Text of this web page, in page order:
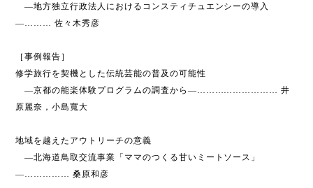
―地方独立行政法人におけるコンスティチュエンシーの導入
―……… 佐々木秀彦
［事例報告］
修学旅行を契機とした伝統芸能の普及の可能性
―京都の能楽体験プログラムの調査から―……………………… 井
原麗奈，小島寬大
地域を越えたアウトリーチの意義
―北海道鳥取交流事業「ママのつくる甘いミートソース」
―…………… 桑原和彦